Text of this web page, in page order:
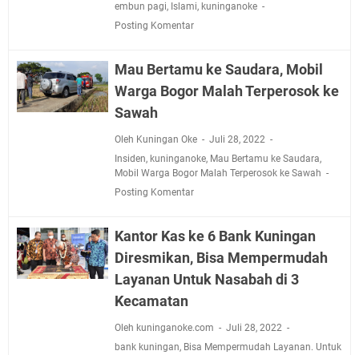
embun pagi, Islami, kuninganoke
Posting Komentar
Mau Bertamu ke Saudara, Mobil
Warga Bogor Malah Terperosok ke
Sawah
Oleh Kuningan Oke
Juli 28, 2022
Insiden, kuninganoke, Mau Bertamu ke Saudara,
Mobil Warga Bogor Malah Terperosok ke Sawah
Posting Komentar
Kantor Kas ke 6 Bank Kuningan
Diresmikan, Bisa Mempermudah
Layanan Untuk Nasabah di 3
Kecamatan
Oleh kuninganoke.com
Juli 28, 2022
bank kuningan, Bisa Mempermudah Layanan. Untuk